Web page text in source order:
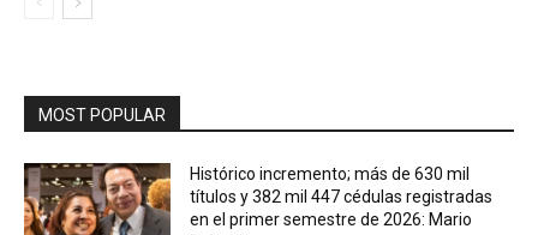
MOST POPULAR
Histórico incremento; más de 630 mil
títulos y 382 mil 447 cédulas registradas
en el primer semestre de 2026: Mario